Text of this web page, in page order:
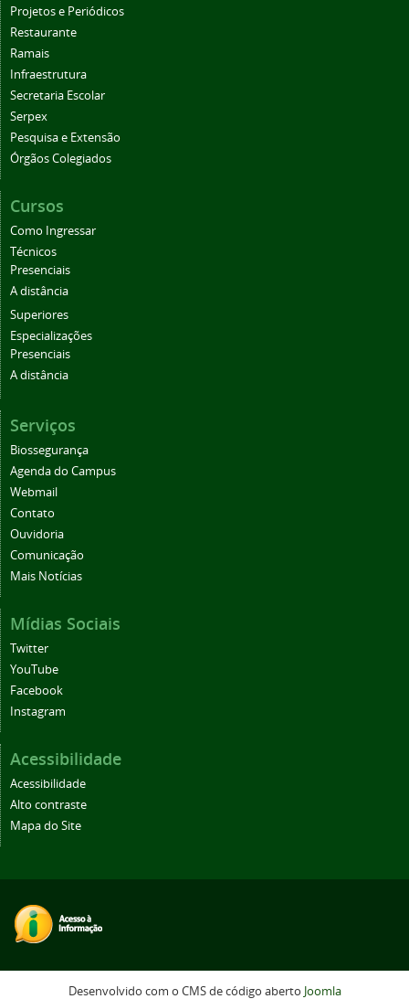
Projetos e Periódicos
Restaurante
Ramais
Infraestrutura
Secretaria Escolar
Serpex
Pesquisa e Extensão
Órgãos Colegiados
Cursos
Como Ingressar
Técnicos
Presenciais
A distância
Superiores
Especializações
Presenciais
A distância
Serviços
Biossegurança
Agenda do Campus
Webmail
Contato
Ouvidoria
Comunicação
Mais Notícias
Mídias Sociais
Twitter
YouTube
Facebook
Instagram
Acessibilidade
Acessibilidade
Alto contraste
Mapa do Site
Desenvolvido com o CMS de código aberto Joomla